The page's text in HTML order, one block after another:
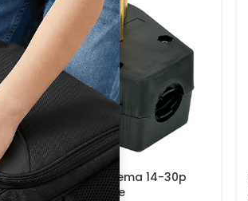
Enchufe Industrial Nema 14-30p
125v-250v 30A Cobre